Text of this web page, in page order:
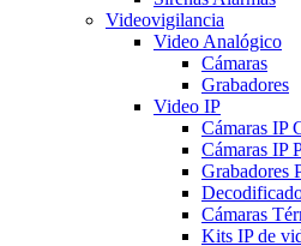
Videovigilancia
Video Analógico
Cámaras
Grabadores
Video IP
Cámaras IP
Cámaras IP
Grabadores
Cámaras
Kits IP de